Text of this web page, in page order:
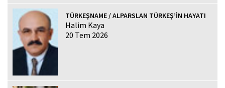
TÜRKEŞNAME / ALPARSLAN TÜRKEŞ’İN HAYATI
Halim Kaya
20 Tem 2026